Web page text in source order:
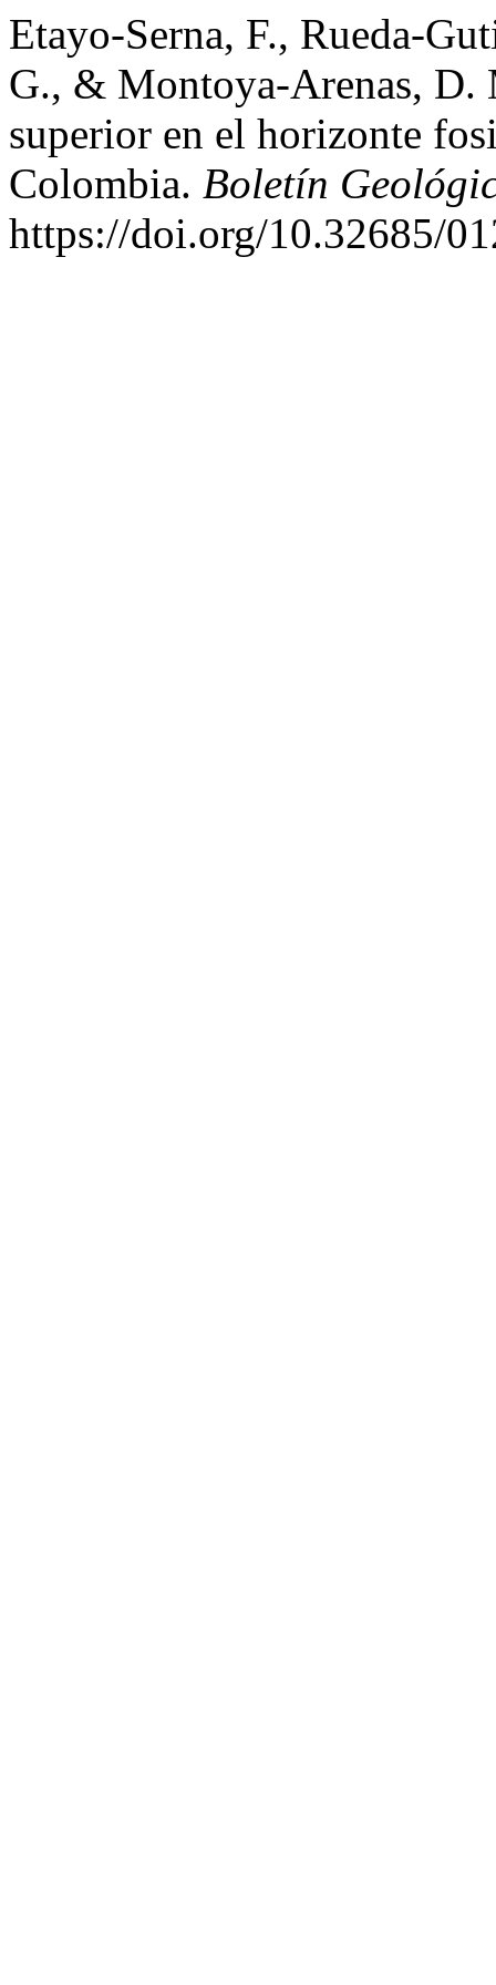
Etayo-Serna, F., Rueda-
G., & Montoya-Arenas,
superior en el horizonte
Colombia. Boletín
https://doi.org/10.32685/